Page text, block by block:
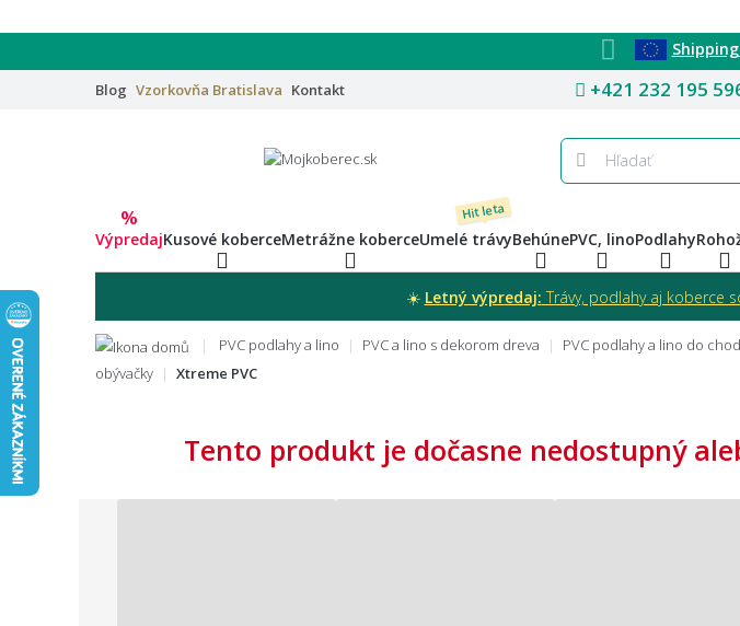
Blog Vzorkovňa Bratislava Kontakt +421 232 195
%
VýpredajKusové koberceMetrážne koberce
Hit leta
Umelé trávyBehúnePVC, linoPodlahy
☀️ Letný výpredaj: Trávy, podlahy aj koberce
PVC podlahy a lino PVC a lino s dekorom dreva PVC podlahy a lino do
obývačky
Xtreme PVC
Tento produkt je dočasne nedostupný